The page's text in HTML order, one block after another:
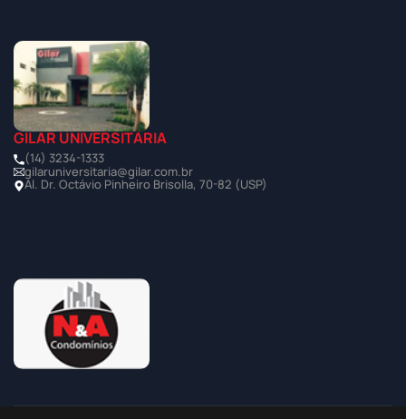
GILAR UNIVERSITÁRIA
(14) 3234-1333
gilaruniversitaria@gilar.com.br
Al. Dr. Octávio Pinheiro Brisolla, 70-82 (USP)